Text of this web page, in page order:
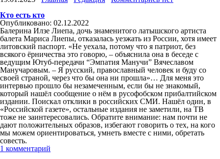
Кто есть кто
Опубликовано: 02.12.2022
Балерина Илзе Лиепа, дочь знаменитого латышского артиста
балета Мариса Лиепы, отказалась уезжать из России, хотя имеет
литовский паспорт. «Не уехала, потому что я патриот, без
всякого ёрничества это говорю, – объяснила она в беседе с
ведущим Ютуб-передачи “Эмпатия Манучи” Вячеславом
Манучаровым. – Я русский, православный человек и буду со
своей страной, через что бы она ни прошла»… Для меня это
интервью прошло бы незамеченным, если бы не знакомый,
который нашёл сообщение о нём в русофобском прибалтийском
издании. Поискал отклики в российских СМИ. Нашёл один, в
«Российской газете», остальные издания не заметили, на ТВ
тоже не заинтересовались. Обратите внимание: нам почти не
дают положительных образов, избегают говорить о тех, на кого
мы можем ориентироваться, умнеть вместе с ними, обретать
совесть.
1 комментарий